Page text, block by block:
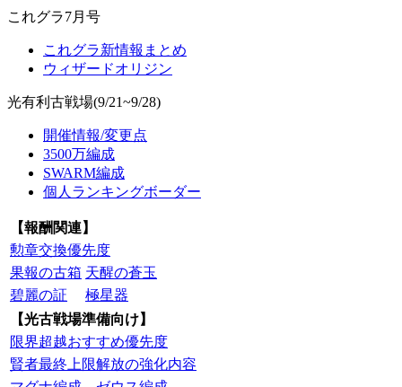
これグラ7月号
これグラ新情報まとめ
ウィザードオリジン
光有利古戦場(9/21~9/28)
開催情報/変更点
3500万編成
SWARM編成
個人ランキングボーダー
【報酬関連】
勲章交換優先度
果報の古箱 天醒の蒼玉
碧麗の証
極星器
【光古戦場準備向け】
限界超越おすすめ優先度
賢者最終上限解放の強化内容